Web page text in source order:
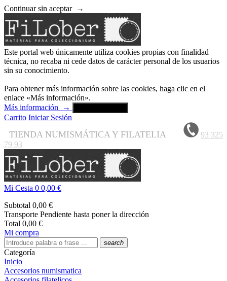
Continuar sin aceptar →
Este portal web únicamente utiliza cookies propias con finalidad
técnica, no recaba ni cede datos de carácter personal de los usuarios
sin su conocimiento.
Para obtener más información sobre las cookies, haga clic en el
enlace «Más información».
Más información
→
Carrito Iniciar Sesión
TIENDA NUMISMÁTICA Y FILATELIA
93 325
79 93
Mi Cesta 0 0,00 €
Subtotal 0,00 €
Transporte Pendiente hasta poner la dirección
Total 0,00 €
Mi compra
search
Categoría
Inicio
Accesorios numismatica